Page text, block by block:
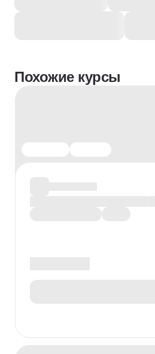
Похожие курсы